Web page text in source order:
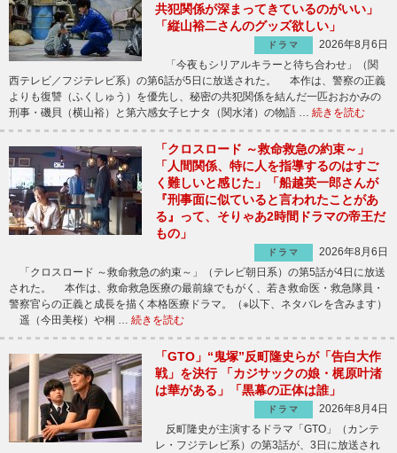
共犯関係が深まってきているのがいい」
「縦山裕二さんのグッズ欲しい」
ドラマ
2026年8月6日
「今夜もシリアルキラーと待ち合わせ」（関
西テレビ／フジテレビ系）の第6話が5日に放送された。 本作は、警察の正義
よりも復讐（ふくしゅう）を優先し、秘密の共犯関係を結んだ一匹おおかみの
刑事・磯貝（横山裕）と第六感女子ヒナタ（関水渚）の物語 … 続きを読む
「クロスロード ～救命救急の約束～」
「人間関係、特に人を指導するのはすご
く難しいと感じた」「船越英一郎さんが
『刑事面に似ていると言われたことがあ
る』って、そりゃあ2時間ドラマの帝王だ
もの」
ドラマ
2026年8月6日
「クロスロード ～救命救急の約束～」（テレビ朝日系）の第5話が4日に放送
された。 本作は、救命救急医療の最前線でもがく、若き救命医・救急隊員・
警察官らの正義と成長を描く本格医療ドラマ。（※以下、ネタバレを含みます）
遥（今田美桜）や桐 … 続きを読む
「GTO」“鬼塚”反町隆史らが「告白大作
戦」を決行 「カジサックの娘・梶原叶渚
は華がある」「黒幕の正体は誰」
ドラマ
2026年8月4日
反町隆史が主演するドラマ「GTO」（カンテ
レ・フジテレビ系）の第3話が、3日に放送され